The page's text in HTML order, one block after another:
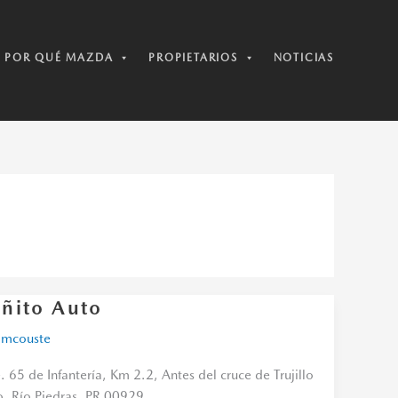
POR QUÉ MAZDA PROPIETARIOS NOTICIAS
Auto
mcouste
65 de Infantería, Km 2.2, Antes del cruce de Trujillo